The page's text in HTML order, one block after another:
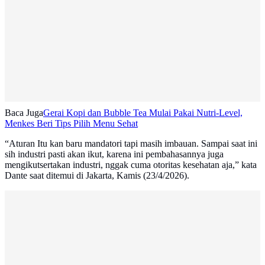
Baca JugaGerai Kopi dan Bubble Tea Mulai Pakai Nutri-Level,
Menkes Beri Tips Pilih Menu Sehat
“Aturan Itu kan baru mandatori tapi masih imbauan. Sampai saat ini
sih industri pasti akan ikut, karena ini pembahasannya juga
mengikutsertakan industri, nggak cuma otoritas kesehatan aja,” kata
Dante saat ditemui di Jakarta, Kamis (23/4/2026).